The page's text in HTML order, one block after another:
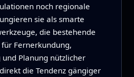
noch regionale
sie als smarte
die bestehende
Fernerkundung,
Planung nützlicher
die Tendenz gängiger